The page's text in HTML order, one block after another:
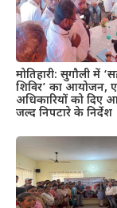
मोतिहारी: सुगौली में
शिविर’ का आयोजन,
अधिकारियों को दिए
जल्द निपटारे के निर्देश